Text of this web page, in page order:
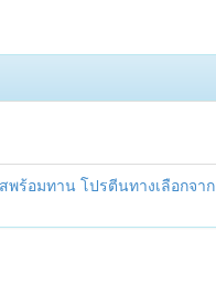
ร้อมทาน โปรตีนทางเลือกจาก